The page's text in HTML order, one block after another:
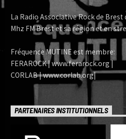
La Radio Associative Rock de Brest
Mhz FM Brest et sa région et en
Fréquence MUTINE est membre:
FERAROCK | www.ferarock.org |
CORLAB | www.corlab.org|
PARTENAIRES INSTITUTIONNELS